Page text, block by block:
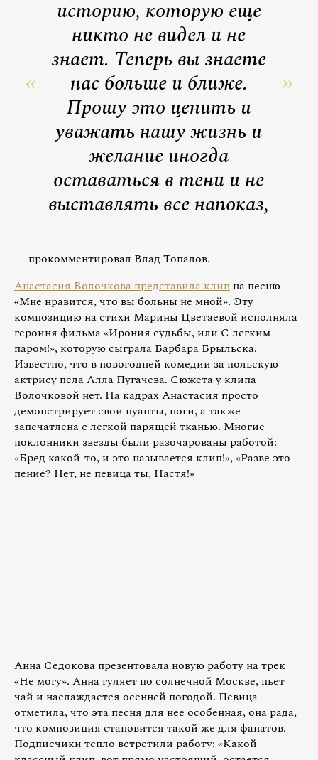
историю, которую еще
никто не видел и не
знает. Теперь вы знаете
нас больше и ближе.
Прошу это ценить и
уважать нашу жизнь и
желание иногда
оставаться в тени и не
выставлять все напоказ,
— прокомментировал Влад Топалов.
Анастасия Волочкова представила клип на песню
«Мне нравится, что вы больны не мной». Эту
композицию на стихи Марины Цветаевой исполняла
героиня фильма «Ирония судьбы, или С легким
паром!», которую сыграла Барбара Брыльска.
Известно, что в новогодней комедии за польскую
актрису пела Алла Пугачева. Сюжета у клипа
Волочковой нет. На кадрах Анастасия просто
демонстрирует свои пуанты, ноги, а также
запечатлена с легкой парящей тканью. Многие
поклонники звезды были разочарованы работой:
«Бред какой-то, и это называется клип!», «Разве это
пение? Нет, не певица ты, Настя! »
Анна Седокова презентовала новую работу на трек
«Не могу». Анна гуляет по солнечной Москве, пьет
чай и наслаждается осенней погодой. Певица
отметила, что эта песня для нее особенная, она рада,
что композиция становится такой же для фанатов.
Подписчики тепло встретили работу: «Какой